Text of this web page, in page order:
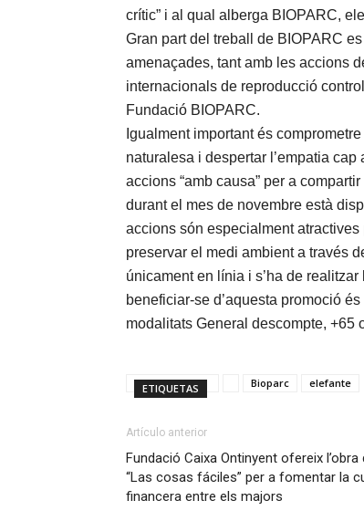
crític” i al qual alberga BIOPARC,
Gran part del treball de BIOPARC
amenaçades, tant amb les accions
internacionals de reproducció
Fundació BIOPARC.
Igualment important és
naturalesa i despertar l’empatia
accions “amb causa” per a
durant el mes de novembre està
accions són especialment
preservar el medi ambient a través
únicament en línia i s’ha de
beneficiar-se d’aquesta promoció
modalitats General descompte, +65
ETIQUETAS Bioparc elefante
Artículo anterior
Fundació Caixa Ontinyent ofereix l’obra
“Las cosas fáciles” per a fomentar la
financera entre els majors